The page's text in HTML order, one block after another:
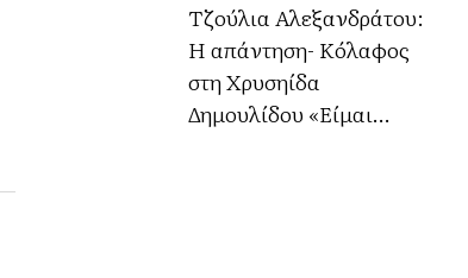
Τζούλια Αλεξανδράτου:
Η απάντηση- Κόλαφος
στη Χρυσηίδα
Δημουλίδου «Είμαι